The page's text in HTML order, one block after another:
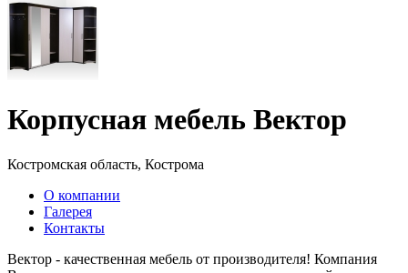
Корпусная мебель Вектор
Костромская область, Кострома
О компании
Галерея
Контакты
Вектор - качественная мебель от производителя! Компания